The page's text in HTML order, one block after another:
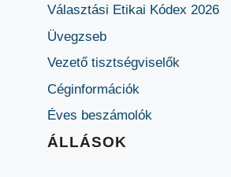
Választási Etikai Kódex 2026
Üvegzseb
Vezető tisztségviselők
Céginformációk
Éves beszámolók
ÁLLÁSOK